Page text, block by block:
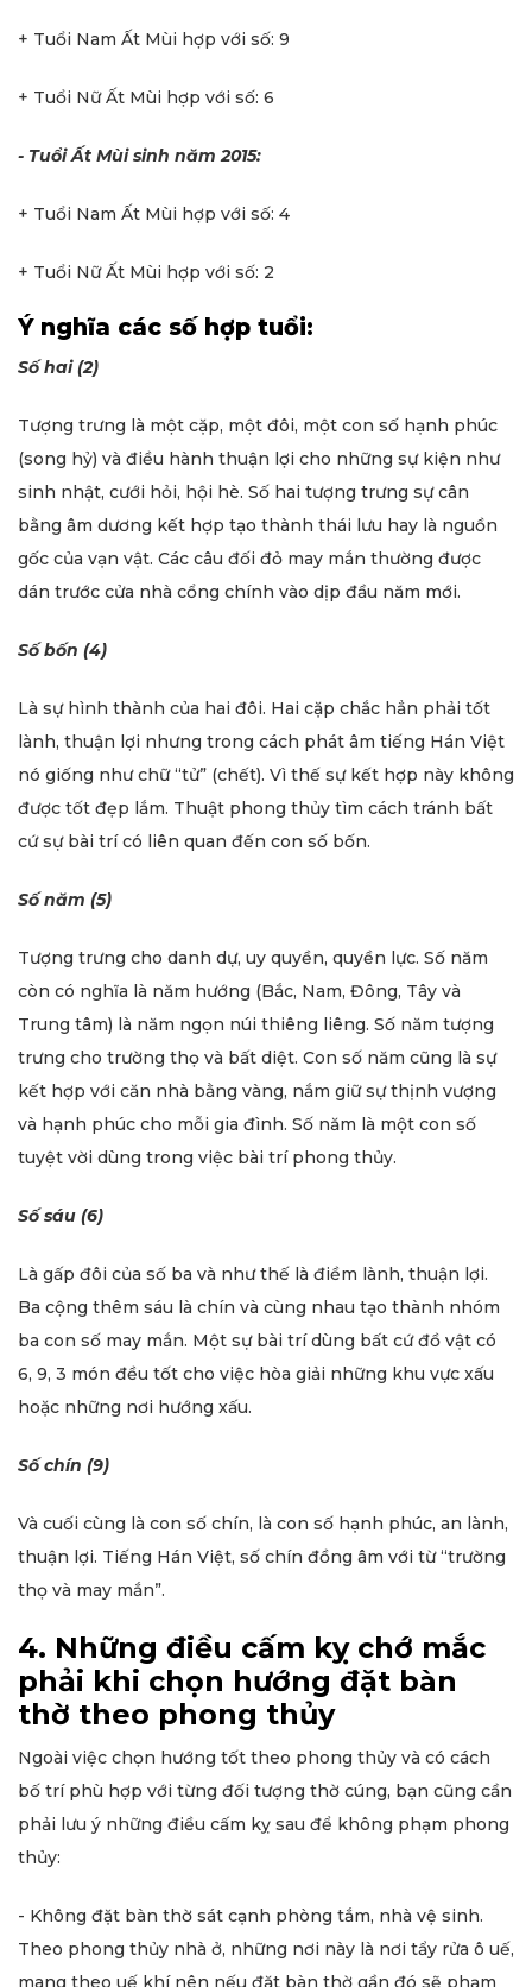
+ Tuổi Nam Ất Mùi hợp với số: 9
+ Tuổi Nữ Ất Mùi hợp với số: 6
- Tuổi Ất Mùi sinh năm 2015:
+ Tuổi Nam Ất Mùi hợp với số: 4
+ Tuổi Nữ Ất Mùi hợp với số: 2
Ý nghĩa các số hợp tuổi:
Số hai (2)
Tượng trưng là một cặp, một đôi, một con số hạnh phúc
(song hỷ) và điều hành thuận lợi cho những sự kiện như
sinh nhật, cưới hỏi, hội hè. Số hai tượng trưng sự cân
bằng âm dương kết hợp tạo thành thái lưu hay là nguồn
gốc của vạn vật. Các câu đối đỏ may mắn thường được
dán trước cửa nhà cổng chính vào dịp đầu năm mới.
Số bốn (4)
Là sự hình thành của hai đôi. Hai cặp chắc hẳn phải tốt
lành, thuận lợi nhưng trong cách phát âm tiếng Hán Việt
nó giống như chữ “tử” (chết). Vì thế sự kết hợp này không
được tốt đẹp lắm. Thuật phong thủy tìm cách tránh bất
cứ sự bài trí có liên quan đến con số bốn.
Số năm (5)
Tượng trưng cho danh dự, uy quyền, quyền lực. Số năm
còn có nghĩa là năm hướng (Bắc, Nam, Đông, Tây và
Trung tâm) là năm ngọn núi thiêng liêng. Số năm tượng
trưng cho trường thọ và bất diệt. Con số năm cũng là sự
kết hợp với căn nhà bằng vàng, nắm giữ sự thịnh vượng
và hạnh phúc cho mỗi gia đình. Số năm là một con số
tuyệt vời dùng trong việc bài trí phong thủy.
Số sáu (6)
Là gấp đôi của số ba và như thế là điềm lành, thuận lợi.
Ba cộng thêm sáu là chín và cùng nhau tạo thành nhóm
ba con số may mắn. Một sự bài trí dùng bất cứ đồ vật có
6, 9, 3 món đều tốt cho việc hòa giải những khu vực xấu
hoặc những nơi hướng xấu.
Số chín (9)
Và cuối cùng là con số chín, là con số hạnh phúc, an lành,
thuận lợi. Tiếng Hán Việt, số chín đồng âm với từ “trường
thọ và may mắn”.
4. Những điều cấm kỵ chớ mắc
phải khi chọn hướng đặt bàn
thờ theo phong thủy
Ngoài việc chọn hướng tốt theo phong thủy và có cách
bố trí phù hợp với từng đối tượng thờ cúng, bạn cũng cần
phải lưu ý những điều cấm kỵ sau để không phạm phong
thủy:
- Không đặt bàn thờ sát cạnh phòng tắm, nhà vệ sinh.
Theo phong thủy nhà ở, những nơi này là nơi tẩy rửa ô uế,
mang theo uế khí nên nếu đặt bàn thờ gần đó sẽ phạm